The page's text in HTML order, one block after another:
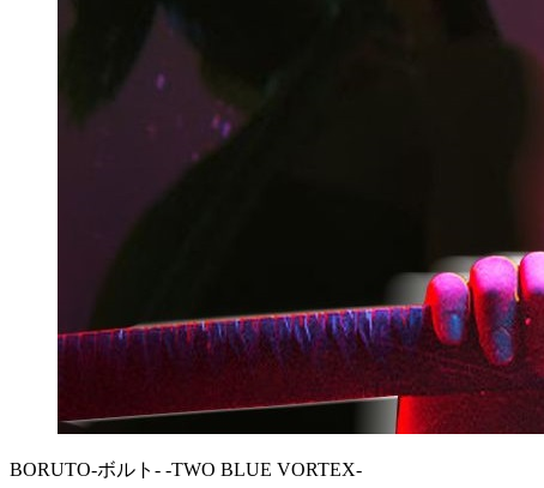
BORUTO-ボルト- -TWO BLUE VORTEX-